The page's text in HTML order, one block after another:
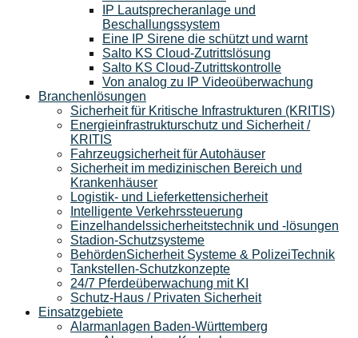
IP Lautsprecheranlage und
Beschallungssystem
Eine IP Sirene die schützt und warnt
Salto KS Cloud-Zutrittslösung
Salto KS Cloud-Zutrittskontrolle
Von analog zu IP Videoüberwachung
Branchenlösungen
Sicherheit für Kritische Infrastrukturen (KRITIS)
Energieinfrastrukturschutz und Sicherheit /
KRITIS
Fahrzeugsicherheit für Autohäuser
Sicherheit im medizinischen Bereich und
Krankenhäuser
Logistik- und Lieferkettensicherheit
Intelligente Verkehrssteuerung
Einzelhandelssicherheitstechnik und -lösungen
Stadion-Schutzsysteme
BehördenSicherheit Systeme & PolizeiTechnik
Tankstellen-Schutzkonzepte​
24/7 Pferdeüberwachung mit KI
Schutz-Haus / Privaten Sicherheit
Einsatzgebiete
Alarmanlagen Baden-Württemberg